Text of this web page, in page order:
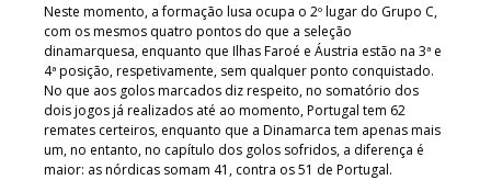
Neste momento, a formação lusa ocupa o 2º lugar do Grupo C,
com os mesmos quatro pontos do que a seleção
dinamarquesa, enquanto que Ilhas Faroé e Áustria estão na 3ª e
4ª posição, respetivamente, sem qualquer ponto conquistado.
No que aos golos marcados diz respeito, no somatório dos
dois jogos já realizados até ao momento, Portugal tem 62
remates certeiros, enquanto que a Dinamarca tem apenas mais
um, no entanto, no capítulo dos golos sofridos, a diferença é
maior: as nórdicas somam 41, contra os 51 de Portugal.